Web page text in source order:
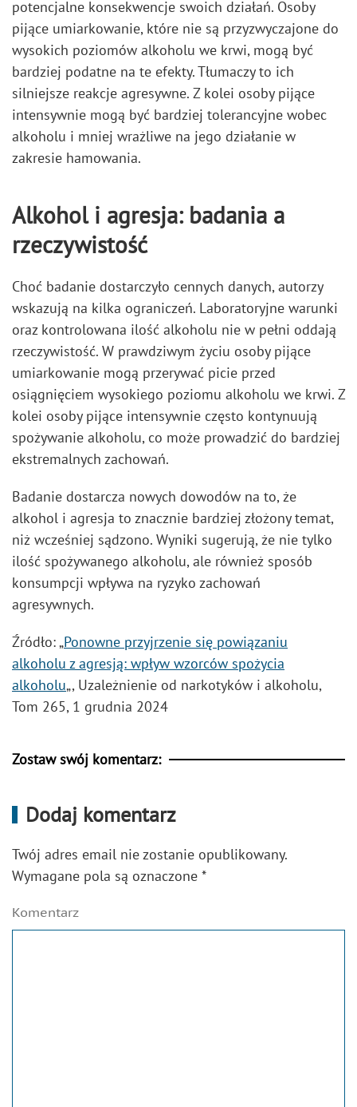
potencjalne konsekwencje swoich działań. Osoby
pijące umiarkowanie, które nie są przyzwyczajone do
wysokich poziomów alkoholu we krwi, mogą być
bardziej podatne na te efekty. Tłumaczy to ich
silniejsze reakcje agresywne. Z kolei osoby pijące
intensywnie mogą być bardziej tolerancyjne wobec
alkoholu i mniej wrażliwe na jego działanie w
zakresie hamowania.
Alkohol i agresja: badania a
rzeczywistość
Choć badanie dostarczyło cennych danych, autorzy
wskazują na kilka ograniczeń. Laboratoryjne warunki
oraz kontrolowana ilość alkoholu nie w pełni oddają
rzeczywistość. W prawdziwym życiu osoby pijące
umiarkowanie mogą przerywać picie przed
osiągnięciem wysokiego poziomu alkoholu we krwi. Z
kolei osoby pijące intensywnie często kontynuują
spożywanie alkoholu, co może prowadzić do bardziej
ekstremalnych zachowań.
Badanie dostarcza nowych dowodów na to, że
alkohol i agresja to znacznie bardziej złożony temat,
niż wcześniej sądzono. Wyniki sugerują, że nie tylko
ilość spożywanego alkoholu, ale również sposób
konsumpcji wpływa na ryzyko zachowań
agresywnych.
Źródło: „Ponowne przyjrzenie się powiązaniu
alkoholu z agresją: wpływ wzorców spożycia
alkoholu„, Uzależnienie od narkotyków i alkoholu,
Tom 265, 1 grudnia 2024
Zostaw swój komentarz:
Dodaj komentarz
Twój adres email nie zostanie opublikowany.
Wymagane pola są oznaczone *
Komentarz